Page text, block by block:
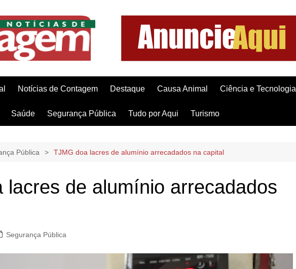
Notícias de Contagem Destaque Causa Animal Ciência e Tecnologia
Saúde Segurança Pública Tudo por Aqui Turismo
Pública TJMG doa lacres de alumínio arrecadados na capital
lacres de alumínio arrecadados
Segurança Pública